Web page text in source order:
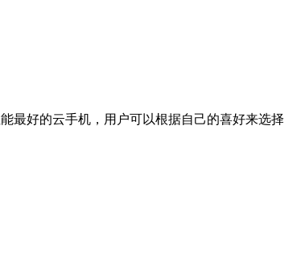
最好的云手机，用户可以根据自己的喜好来选择